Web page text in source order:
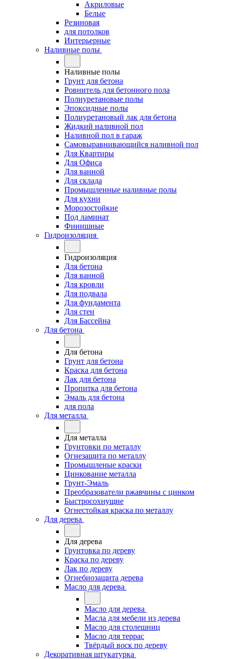
Акриловые
Белые
Резиновая
для потолков
Интерьерные
Наливные полы
Наливные полы
Грунт для бетона
Ровнитель для бетонного пола
Полиуретановые полы
Эпоксидные полы
Полиуретановый лак для бетона
Жидкий наливной пол
Наливной пол в гараж
Самовыравнивающийся наливной пол
Для Квартиры
Для Офиса
Для ванной
Для склада
Промышленные наливные полы
Для кухни
Морозостойкие
Под ламинат
Финишные
Гидроизоляция
Гидроизоляция
Для бетона
Для ванной
Для кровли
Для подвала
Для фундамента
Для стен
Для Бассейна
Для бетона
Для бетона
Грунт для бетона
Краска для бетона
Лак для бетона
Пропитка для бетона
Эмаль для бетона
для пола
Для металла
Для металла
Грунтовки по металлу
Огнезащита по металлу
Промышленые краски
Цинкование металла
Грунт-Эмаль
Преобразователи ржавчины с цинком
Быстросохнущие
Огнестойкая краска по металлу
Для дерева
Для дерева
Грунтовка по дереву
Краска по дереву
Лак по дереву
Огнебиозащита дерева
Масло для дерева
Масло для дерева
Масла для мебели из дерева
Масло для столешниц
Масло для террас
Твёрдый воск по дереву
Декоративная штукатурка